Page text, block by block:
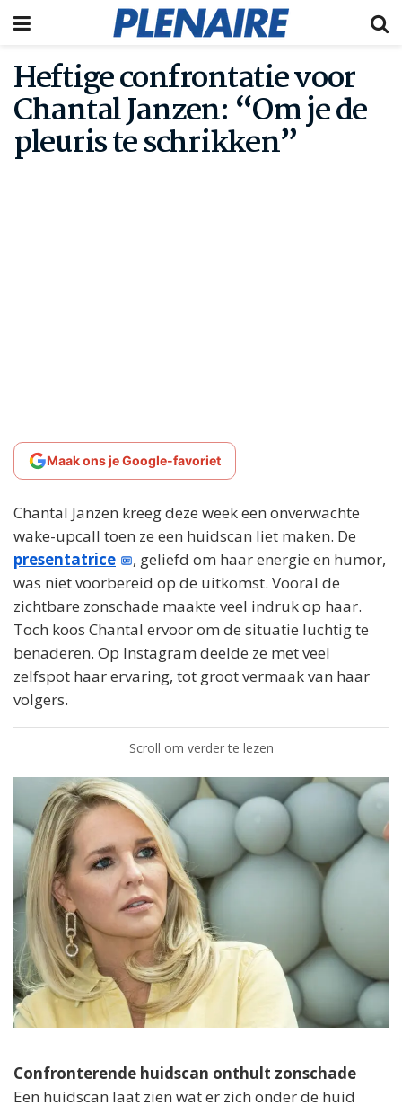
Heftige confrontatie voor
Chantal Janzen: “Om je de
pleuris te schrikken”
Maak ons je Google-favoriet
Chantal Janzen kreeg deze week een onverwachte
wake-upcall toen ze een huidscan liet maken. De
presentatrice
, geliefd om haar energie en humor,
was niet voorbereid op de uitkomst. Vooral de
zichtbare zonschade maakte veel indruk op haar.
Toch koos Chantal ervoor om de situatie luchtig te
benaderen. Op Instagram deelde ze met veel
zelfspot haar ervaring, tot groot vermaak van haar
volgers.
Scroll om verder te lezen
Confronterende huidscan onthult zonschade
Een huidscan laat zien wat er zich onder de huid